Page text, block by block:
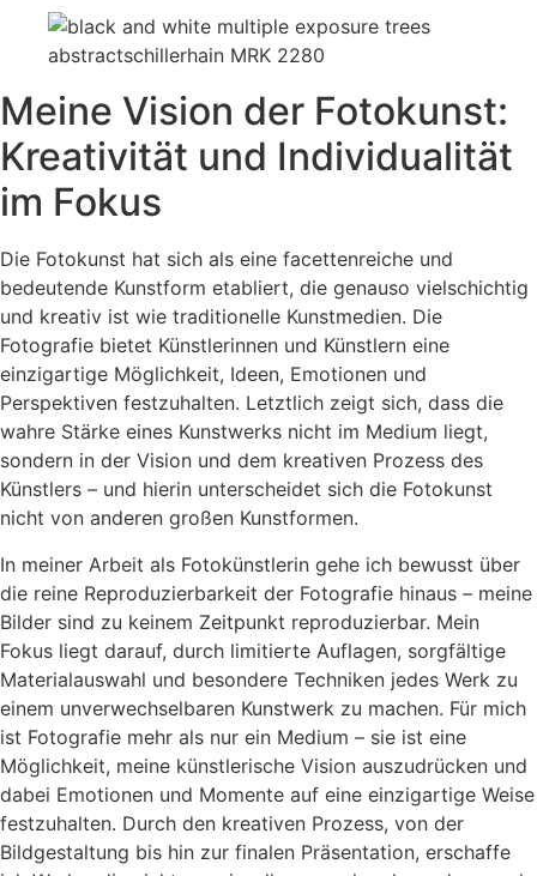
Meine Vision der Fotokunst:
Kreativität und Individualität
im Fokus
Die Fotokunst hat sich als eine facettenreiche und
bedeutende Kunstform etabliert, die genauso vielschichtig
und kreativ ist wie traditionelle Kunstmedien. Die
Fotografie bietet Künstlerinnen und Künstlern eine
einzigartige Möglichkeit, Ideen, Emotionen und
Perspektiven festzuhalten. Letztlich zeigt sich, dass die
wahre Stärke eines Kunstwerks nicht im Medium liegt,
sondern in der Vision und dem kreativen Prozess des
Künstlers – und hierin unterscheidet sich die Fotokunst
nicht von anderen großen Kunstformen.
In meiner Arbeit als Fotokünstlerin gehe ich bewusst über
die reine Reproduzierbarkeit der Fotografie hinaus – meine
Bilder sind zu keinem Zeitpunkt reproduzierbar. Mein
Fokus liegt darauf, durch limitierte Auflagen, sorgfältige
Materialauswahl und besondere Techniken jedes Werk zu
einem unverwechselbaren Kunstwerk zu machen. Für mich
ist Fotografie mehr als nur ein Medium – sie ist eine
Möglichkeit, meine künstlerische Vision auszudrücken und
dabei Emotionen und Momente auf eine einzigartige Weise
festzuhalten. Durch den kreativen Prozess, von der
Bildgestaltung bis hin zur finalen Präsentation, erschaffe